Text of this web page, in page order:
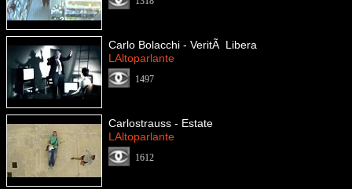
Carlo Bolacchi - VeritÃ Libera
LAltoparlante
1497
Carlostrauss - Estate
LAltoparlante
1612